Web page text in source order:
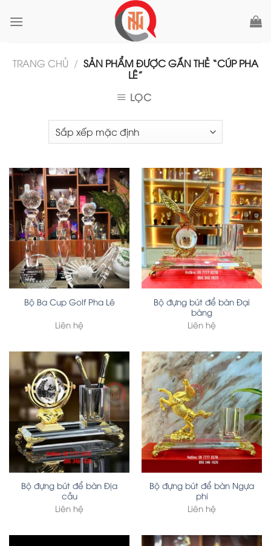
TRANG CHỦ / SẢN PHẨM ĐƯỢC GẮN THẺ “CÚP PHA
LÊ”
LỌC
Bộ Ba Cup Golf Pha Lê
Liên hệ
Bộ đựng bút để bàn Đại
bàng
Liên hệ
Bộ đựng bút để bàn Địa
cầu
Liên hệ
Bộ đựng bút để bàn Ngựa
phi
Liên hệ